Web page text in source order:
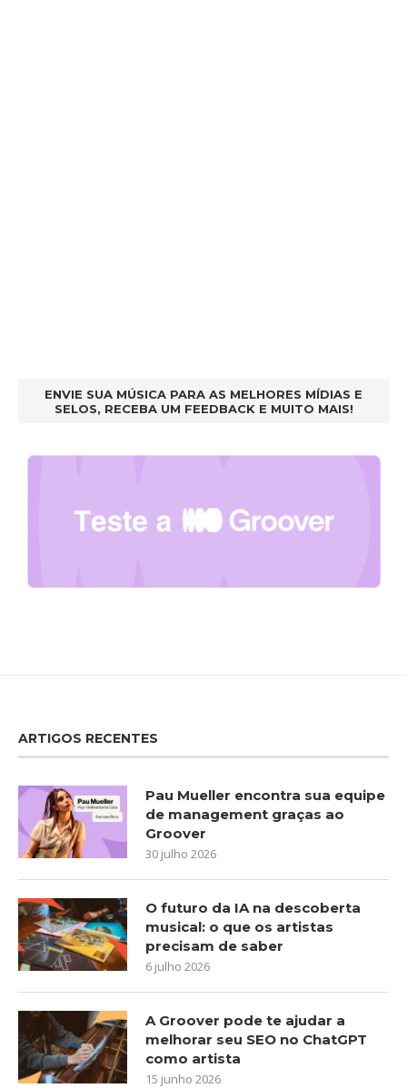
ENVIE SUA MÚSICA PARA AS MELHORES MÍDIAS E
SELOS, RECEBA UM FEEDBACK E MUITO MAIS!
ARTIGOS RECENTES
Pau Mueller encontra sua equipe
de management graças ao
Groover
30 julho 2026
O futuro da IA na descoberta
musical: o que os artistas
precisam de saber
6 julho 2026
A Groover pode te ajudar a
melhorar seu SEO no ChatGPT
como artista
15 junho 2026